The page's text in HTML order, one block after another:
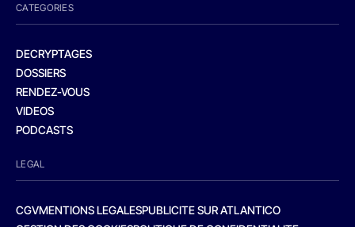
CATEGORIES
DECRYPTAGES
DOSSIERS
RENDEZ-VOUS
VIDEOS
PODCASTS
LEGAL
CGVMENTIONS LEGALESPUBLICITE SUR ATLANTICO